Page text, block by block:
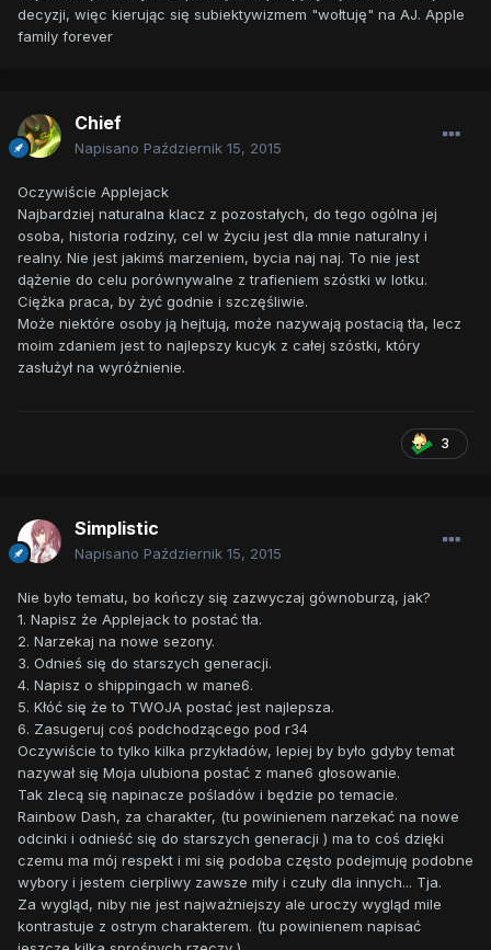
decyzji, więc kierując się subiektywizmem "wołtuję" na AJ. Apple
family forever
Chief
Napisano Październik 15, 2015
Oczywiście Applejack
Najbardziej naturalna klacz z pozostałych, do tego ogólna jej
osoba, historia rodziny, cel w życiu jest dla mnie naturalny i
realny. Nie jest jakimś marzeniem, bycia naj naj. To nie jest
dążenie do celu porównywalne z trafieniem szóstki w lotku.
Ciężka praca, by żyć godnie i szczęśliwie.
Może niektóre osoby ją hejtują, może nazywają postacią tła, lecz
moim zdaniem jest to najlepszy kucyk z całej szóstki, który
zasłużył na wyróżnienie.
3
Simplistic
Napisano Październik 15, 2015
Nie było tematu, bo kończy się zazwyczaj gównoburzą, jak?
1. Napisz że Applejack to postać tła.
2. Narzekaj na nowe sezony.
3. Odnieś się do starszych generacji.
4. Napisz o shippingach w mane6.
5. Kłóć się że to TWOJA postać jest najlepsza.
6. Zasugeruj coś podchodzącego pod r34
Oczywiście to tylko kilka przykładów, lepiej by było gdyby temat
nazywał się Moja ulubiona postać z mane6 głosowanie.
Tak zlecą się napinacze pośladów i będzie po temacie.
Rainbow Dash, za charakter, (tu powinienem narzekać na nowe
odcinki i odnieść się do starszych generacji ) ma to coś dzięki
czemu ma mój respekt i mi się podoba często podejmuję podobne
wybory i jestem cierpliwy zawsze miły i czuły dla innych... Tja.
Za wygląd, niby nie jest najważniejszy ale uroczy wygląd mile
kontrastuje z ostrym charakterem. (tu powinienem napisać